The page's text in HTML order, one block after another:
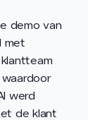
demo van
met
werd
de klant